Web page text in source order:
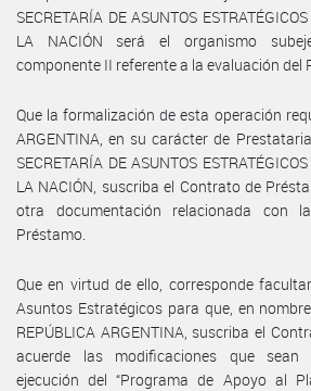
SECRETARÍA DE ASUNTOS
LA NACIÓN será el organismo
componente II referente a la evaluación del
Que la formalización de esta operación
ARGENTINA, en su carácter de
SECRETARÍA DE ASUNTOS
LA NACIÓN, suscriba el Contrato de
otra documentación relacionada con
Préstamo.
Que en virtud de ello, corresponde
Asuntos Estratégicos para que, en
REPÚBLICA ARGENTINA, suscriba el
acuerde las modificaciones que sean
ejecución del “Programa de Apoyo al